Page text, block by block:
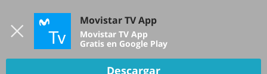
TV EN VIVO
Movistar TV App
Movistar TV App
Gratis en Google Play
Descargar